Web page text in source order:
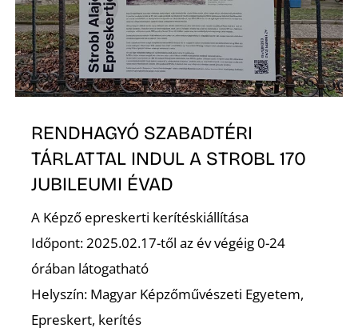
RENDHAGYÓ SZABADTÉRI
TÁRLATTAL INDUL A STROBL 170
JUBILEUMI ÉVAD
A Képző epreskerti kerítéskiállítása
Időpont: 2025.02.17-től az év végéig 0-24
órában látogatható
Helyszín: Magyar Képzőművészeti Egyetem,
Epreskert, kerítés